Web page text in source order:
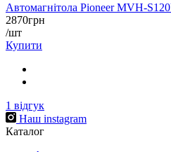
Автомагнітола Pioneer MVH-
2870грн
/шт
Купити
1 відгук
Наш instagram
Каталог